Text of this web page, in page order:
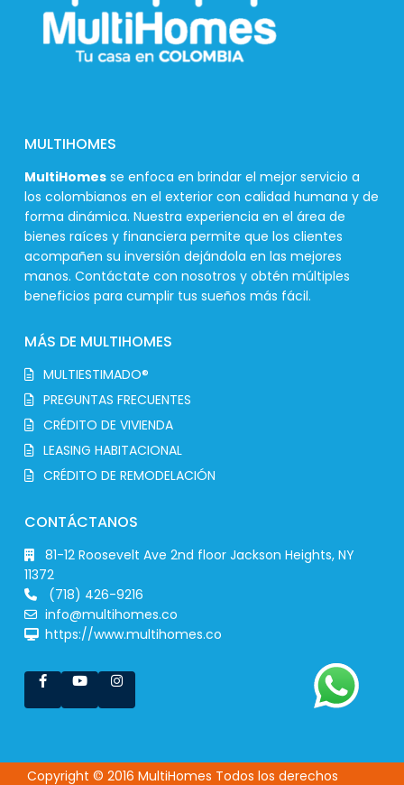
MULTIHOMES
MultiHomes se enfoca en brindar el mejor servicio a
los colombianos en el exterior con calidad humana y de
forma dinámica. Nuestra experiencia en el área de
bienes raíces y financiera permite que los clientes
acompañen su inversión dejándola en las mejores
manos. Contáctate con nosotros y obtén múltiples
beneficios para cumplir tus sueños más fácil.
MÁS DE MULTIHOMES
MULTIESTIMADO®
PREGUNTAS FRECUENTES
CRÉDITO DE VIVIENDA
LEASING HABITACIONAL
CRÉDITO DE REMODELACIÓN
CONTÁCTANOS
81-12 Roosevelt Ave 2nd floor Jackson Heights, NY
11372
(718) 426-9216
info@multihomes.co
https://www.multihomes.co
Copyright © 2016 MultiHomes Todos los derechos